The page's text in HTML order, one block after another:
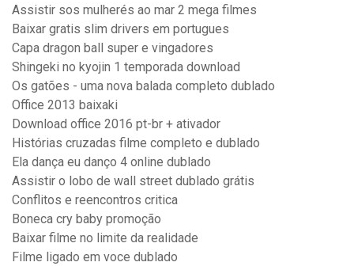
Assistir sos mulherés ao mar 2 mega filmes
Baixar gratis slim drivers em portugues
Capa dragon ball super e vingadores
Shingeki no kyojin 1 temporada download
Os gatões - uma nova balada completo dublado
Office 2013 baixaki
Download office 2016 pt-br + ativador
Histórias cruzadas filme completo e dublado
Ela dança eu danço 4 online dublado
Assistir o lobo de wall street dublado grátis
Conflitos e reencontros critica
Boneca cry baby promoção
Baixar filme no limite da realidade
Filme ligado em voce dublado